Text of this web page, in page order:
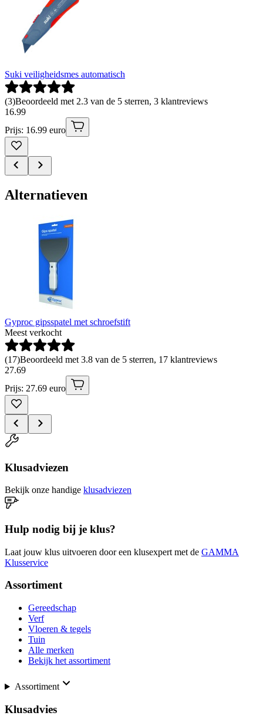
Suki veiligheidsmes automatisch
(3)Beoordeeld met 2.3 van de 5 sterren, 3 klantreviews
16.99
Prijs: 16.99 euro
Alternatieven
Gyproc gipsspatel met schroefstift
Meest verkocht
(17)Beoordeeld met 3.8 van de 5 sterren, 17 klantreviews
27.69
Prijs: 27.69 euro
Klusadviezen
Bekijk onze handige klusadviezen
Hulp nodig bij je klus?
Laat jouw klus uitvoeren door een klusexpert met de GAMMA
Klusservice
Assortiment
Gereedschap
Verf
Vloeren & tegels
Tuin
Alle merken
Bekijk het assortiment
Assortiment
Klusadvies